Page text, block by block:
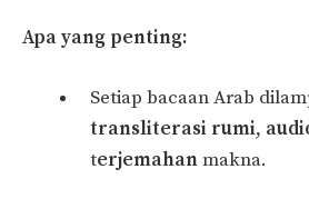
Apa yang penting:
Setiap bacaan Arab
transliterasi rumi,
terjemahanmakna.